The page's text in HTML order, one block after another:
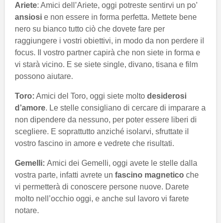
Ariete: Amici dell’Ariete, oggi potreste sentirvi un po’
ansiosi e non essere in forma perfetta. Mettete bene
nero su bianco tutto ciò che dovete fare per
raggiungere i vostri obiettivi, in modo da non perdere il
focus. Il vostro partner capirà che non siete in forma e
vi starà vicino. E se siete single, divano, tisana e film
possono aiutare.
Toro: Amici del Toro, oggi siete molto desiderosi
d’amore. Le stelle consigliano di cercare di imparare a
non dipendere da nessuno, per poter essere liberi di
scegliere. E soprattutto anziché isolarvi, sfruttate il
vostro fascino in amore e vedrete che risultati.
Gemelli: Amici dei Gemelli, oggi avete le stelle dalla
vostra parte, infatti avrete un fascino magnetico che
vi permetterà di conoscere persone nuove. Darete
molto nell’occhio oggi, e anche sul lavoro vi farete
notare.